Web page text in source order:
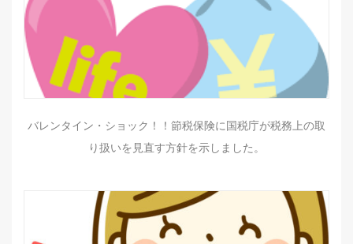
バレンタイン・ショック！！節税保険に国税庁が税務上の取
り扱いを見直す方針を示しました。